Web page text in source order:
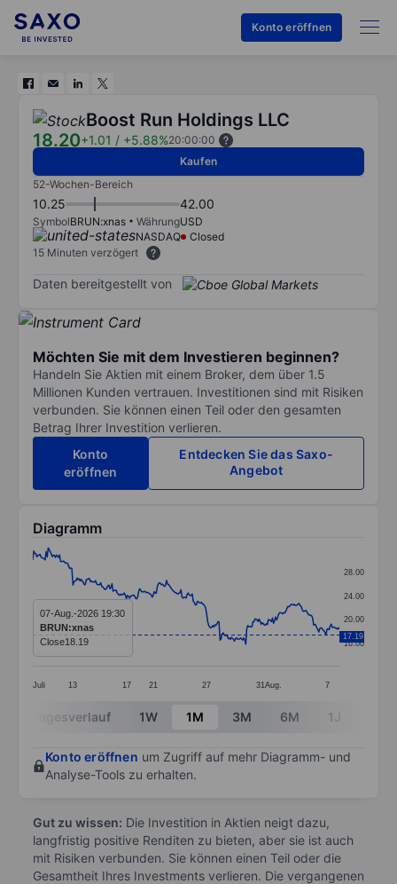
Konto eröffnen
Boost Run Holdings LLC
18.20+1.01 / +5.88%20:00:00
Kaufen
52-Wochen-Bereich
10.25 42.00
SymbolBRUN:xnas WährungUSD
NASDAQ
Closed
15 Minuten verzögert
Daten bereitgestellt von
Möchten Sie mit dem Investieren beginnen?
Handeln Sie Aktien mit einem Broker, dem über 1.5
Millionen Kunden vertrauen. Investitionen sind mit Risiken
verbunden. Sie können einen Teil oder den gesamten
Betrag Ihrer Investition verlieren.
Konto
eröffnen
Entdecken Sie das Saxo-
Angebot
Diagramm
Chart
Line chart with 299 data points.
The chart has 1 X axis displaying categories.
The chart has 1 Y axis displaying values. Data ranges
Juli 13 17 21 27 31 Aug. 7
16.00
20.00
24.00
28.00
17.19
07-Aug.-2026 19:30
BRUN:xnas
Close18.19
End of interactive chart.
Tagesverlauf 1W 1M 3M 6M 1J
Konto eröffnen um Zugriff auf mehr Diagramm- und
Analyse-Tools zu erhalten.
Gut zu wissen: Die Investition in Aktien neigt dazu,
langfristig positive Renditen zu bieten, aber sie ist auch
mit Risiken verbunden. Sie können einen Teil oder die
Gesamtheit Ihres Investments verlieren. Die vergangenen